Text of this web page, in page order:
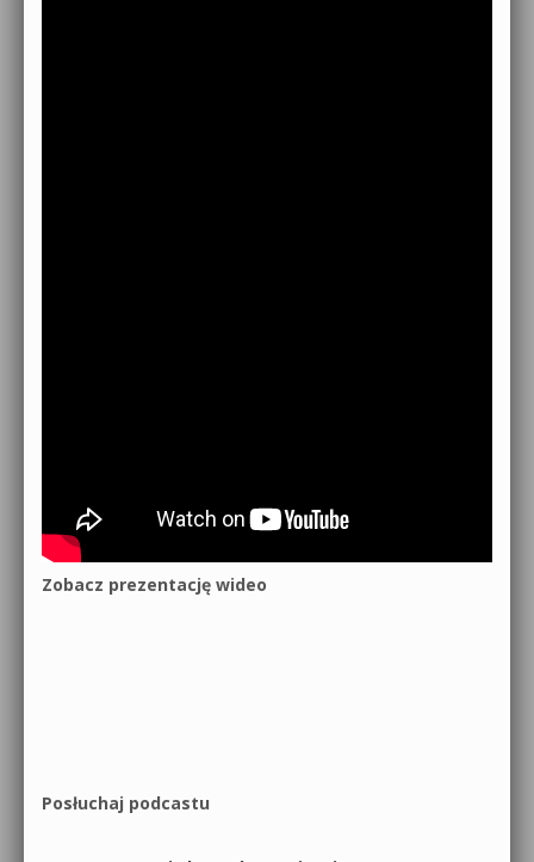
Zobacz prezentację wideo
Posłuchaj podcastu